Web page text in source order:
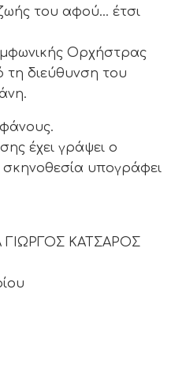
ζωής του αφού… έτσι
Ορχήστρας
διεύθυνση του
έχει γράψει ο
σκηνοθεσία υπογράφει
ΓΙΩΡΓΟΣ ΚΑΤΣΑΡΟΣ